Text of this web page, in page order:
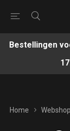
Bestellingen
Home Webshop